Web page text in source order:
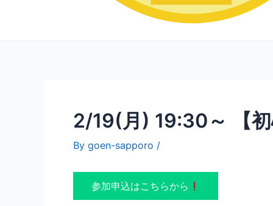
2/19(月) 19:30～ 【
By goen-sapporo /
参加申込はこちらから